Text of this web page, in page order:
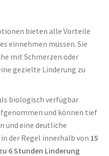
bieten alle Vorteile
einnehmen müssen. Sie
mit Schmerzen oder
gezielte Linderung zu
biologisch verfügbar
und können tief
und eine deutliche
der Regel innerhalb von 15
6 Stunden Linderung